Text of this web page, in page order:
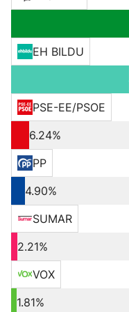
EH BILDU
PSE-EE/PSOE
6.24%
PP
4.90%
SUMAR
2.21%
VOX
1.81%